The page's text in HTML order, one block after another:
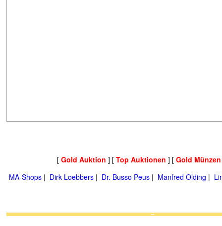
[ Gold Auktion ] [ Top Auktionen ] [ Gold
MA-Shops | Dirk Loebbers | Dr. Busso Peus | Manfred Olding |